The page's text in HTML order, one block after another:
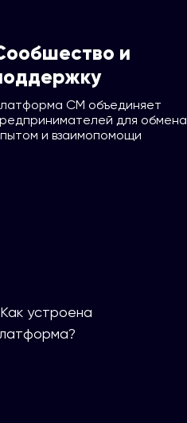
и
СМ объединяет
для обмена
и взаимопомощи
устроена